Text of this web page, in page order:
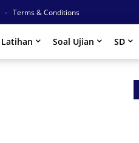
Terms & Conditions
Latihan Soal Ujian SD